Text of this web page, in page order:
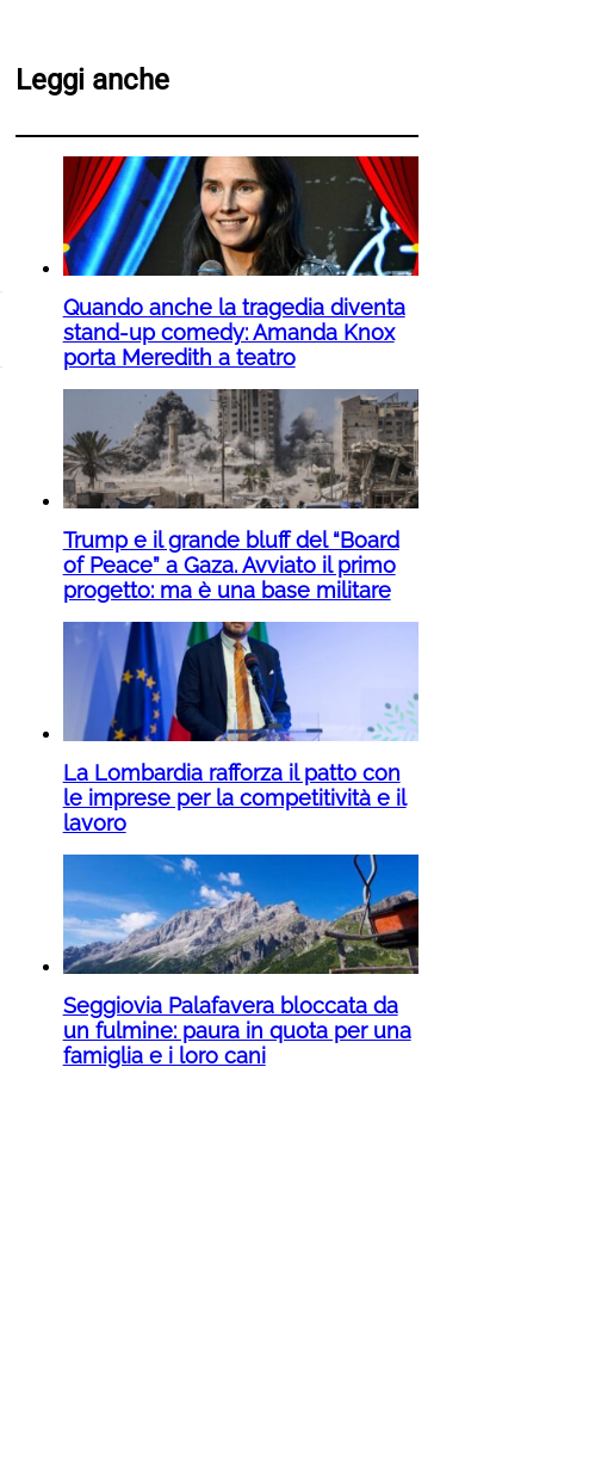
Leggi anche
Quando anche la tragedia diventa
stand-up comedy: Amanda Knox
porta Meredith a teatro
Trump e il grande bluff del “Board
of Peace” a Gaza. Avviato il primo
progetto: ma è una base militare
La Lombardia rafforza il patto con
le imprese per la competitività e il
lavoro
Seggiovia Palafavera bloccata da
un fulmine: paura in quota per una
famiglia e i loro cani